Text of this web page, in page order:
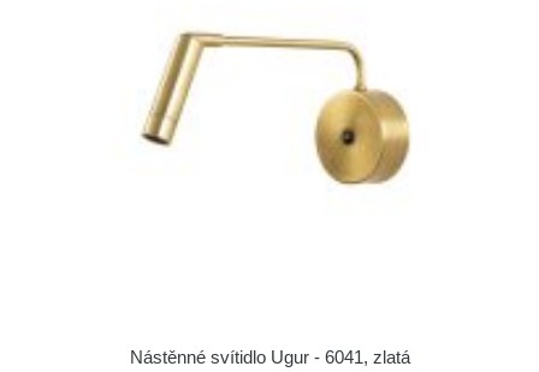
Nástěnné svítidlo Ugur - 6041, zlatá